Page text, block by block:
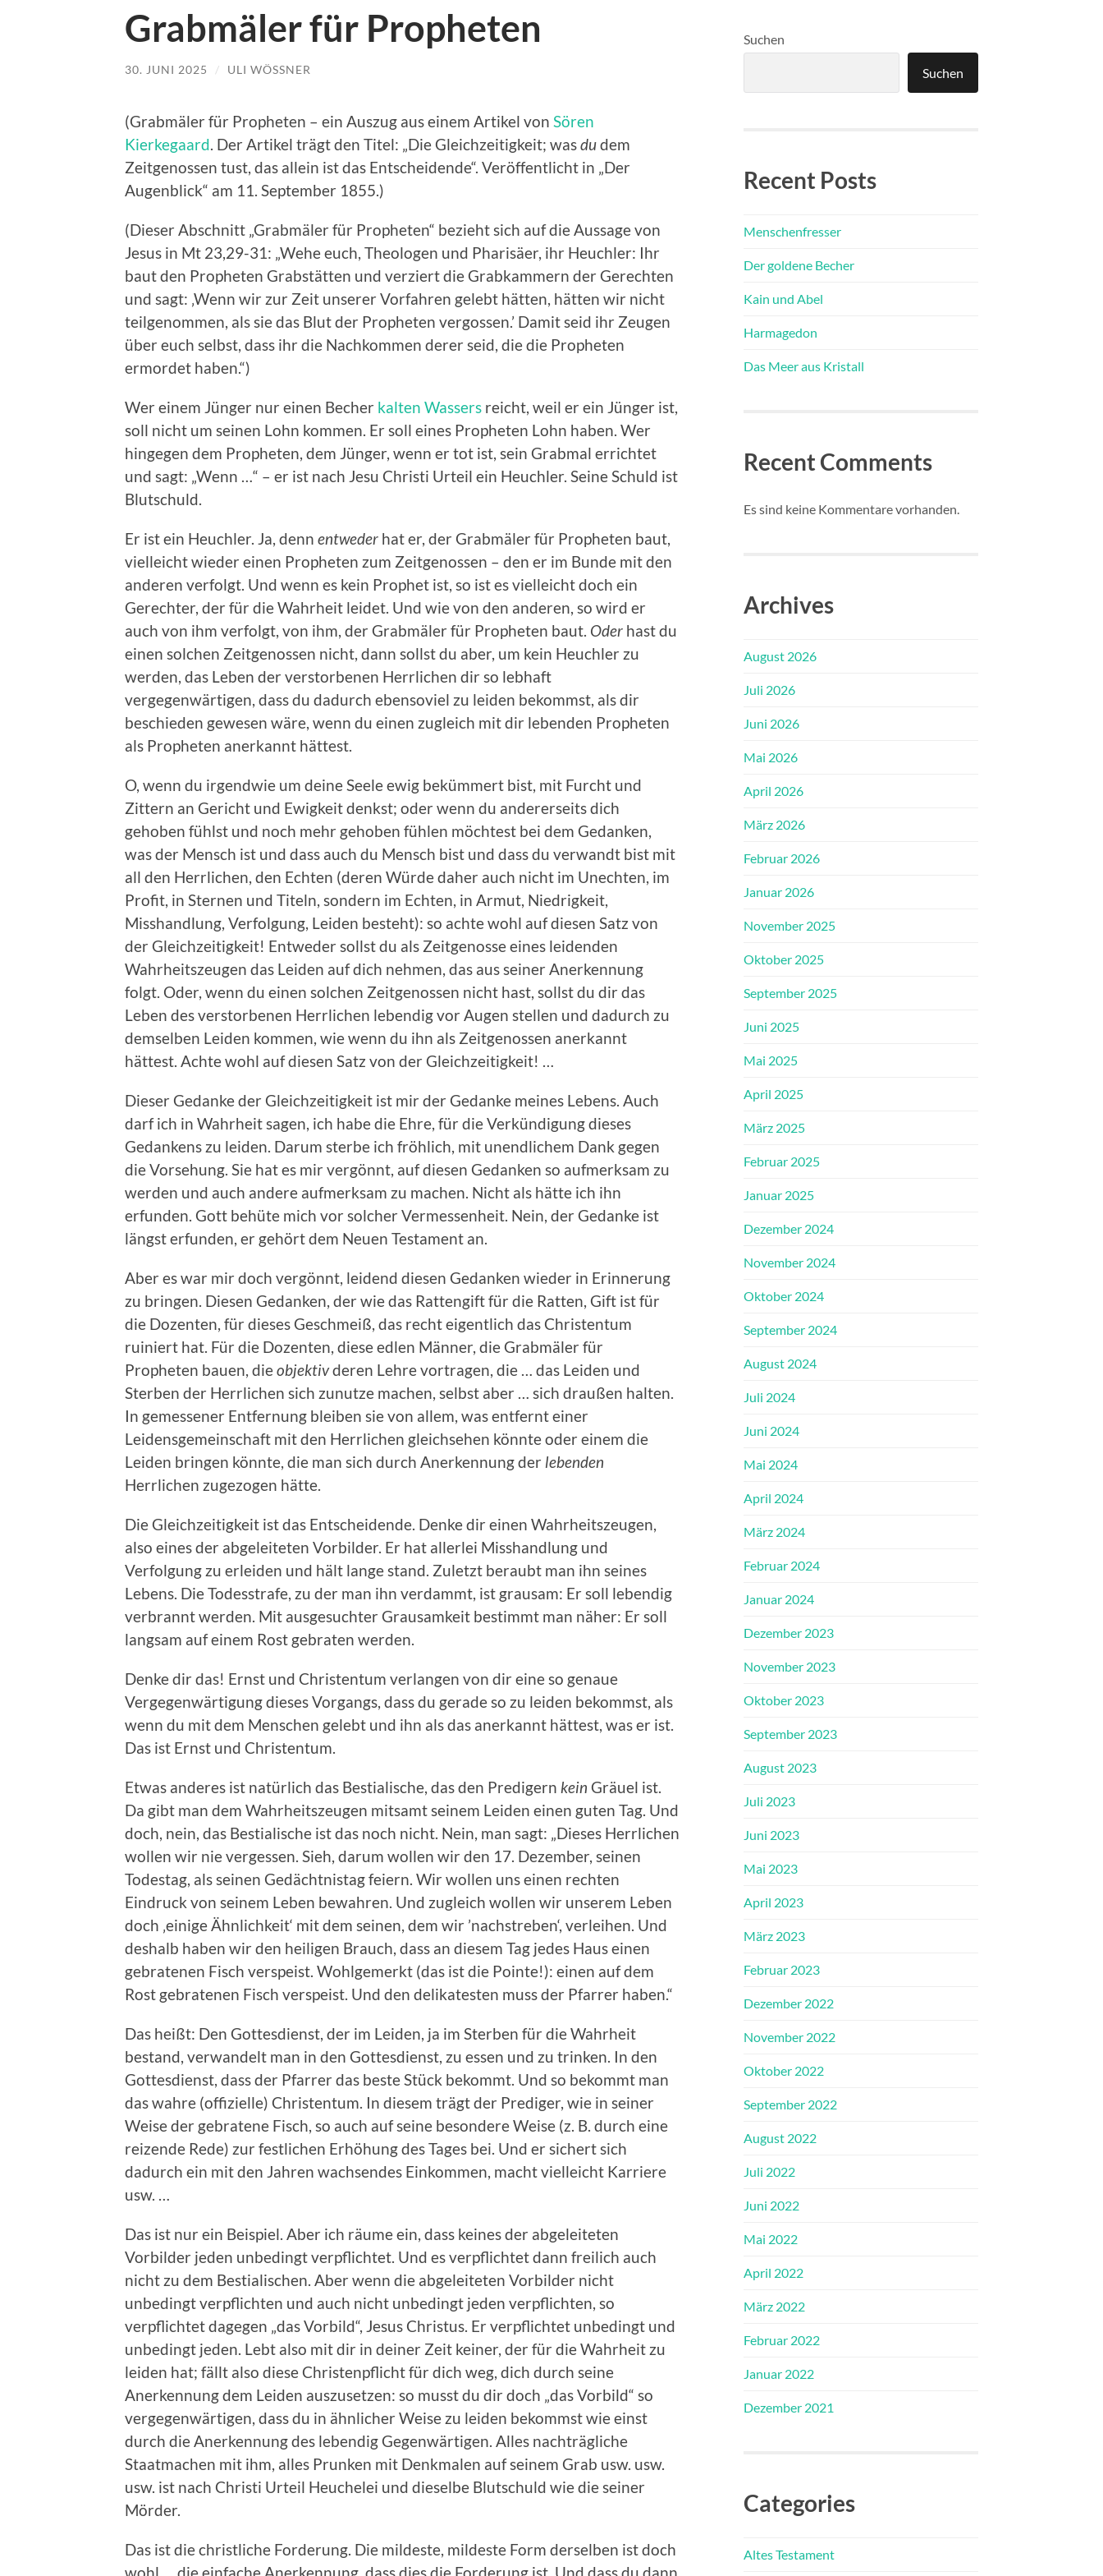
Grabmäler für Propheten
30. JUNI 2025 / ULI WÖSSNER
(Grabmäler für Propheten – ein Auszug aus einem Artikel von Sören
Kierkegaard . Der Artikel trägt den Titel: „Die Gleichzeitigkeit; wasdudem
Zeitgenossen tust, das allein ist das Entscheidende“. Veröffentlicht in „Der
Augenblick“ am 11. September 1855.)
(Dieser Abschnitt „Grabmäler für Propheten“ bezieht sich auf die Aussage von
Jesus in Mt 23,29-31: „Wehe euch, Theologen und Pharisäer, ihr Heuchler: Ihr
baut den Propheten Grabstätten und verziert die Grabkammern der Gerechten
und sagt: ‚Wenn wir zur Zeit unserer Vorfahren gelebt hätten, hätten wir nicht
teilgenommen, als sie das Blut der Propheten vergossen.’ Damit seid ihr Zeugen
über euch selbst, dass ihr die Nachkommen derer seid, die die Propheten
ermordet haben.“)
Wer einem Jünger nur einen Becher kalten Wassers reicht, weil er ein Jünger ist,
soll nicht um seinen Lohn kommen. Er soll eines Propheten Lohn haben. Wer
hingegen dem Propheten, dem Jünger, wenn er tot ist, sein Grabmal errichtet
und sagt: „Wenn …“ – er ist nach Jesu Christi Urteil ein Heuchler. Seine Schuld ist
Blutschuld.
Er ist ein Heuchler. Ja, denn entweder hat er, der Grabmäler für Propheten baut,
vielleicht wieder einen Propheten zum Zeitgenossen – den er im Bunde mit den
anderen verfolgt. Und wenn es kein Prophet ist, so ist es vielleicht doch ein
Gerechter, der für die Wahrheit leidet. Und wie von den anderen, so wird er
auch von ihm verfolgt, von ihm, der Grabmäler für Propheten baut. Oder hast du
einen solchen Zeitgenossen nicht, dann sollst du aber, um kein Heuchler zu
werden, das Leben der verstorbenen Herrlichen dir so lebhaft
vergegenwärtigen, dass du dadurch ebensoviel zu leiden bekommst, als dir
beschieden gewesen wäre, wenn du einen zugleich mit dir lebenden Propheten
als Propheten anerkannt hättest.
O, wenn du irgendwie um deine Seele ewig bekümmert bist, mit Furcht und
Zittern an Gericht und Ewigkeit denkst; oder wenn du andererseits dich
gehoben fühlst und noch mehr gehoben fühlen möchtest bei dem Gedanken,
was der Mensch ist und dass auch du Mensch bist und dass du verwandt bist mit
all den Herrlichen, den Echten (deren Würde daher auch nicht im Unechten, im
Profit, in Sternen und Titeln, sondern im Echten, in Armut, Niedrigkeit,
Misshandlung, Verfolgung, Leiden besteht): so achte wohl auf diesen Satz von
der Gleichzeitigkeit! Entweder sollst du als Zeitgenosse eines leidenden
Wahrheitszeugen das Leiden auf dich nehmen, das aus seiner Anerkennung
folgt. Oder, wenn du einen solchen Zeitgenossen nicht hast, sollst du dir das
Leben des verstorbenen Herrlichen lebendig vor Augen stellen und dadurch zu
demselben Leiden kommen, wie wenn du ihn als Zeitgenossen anerkannt
hättest. Achte wohl auf diesen Satz von der Gleichzeitigkeit! …
Dieser Gedanke der Gleichzeitigkeit ist mir der Gedanke meines Lebens. Auch
darf ich in Wahrheit sagen, ich habe die Ehre, für die Verkündigung dieses
Gedankens zu leiden. Darum sterbe ich fröhlich, mit unendlichem Dank gegen
die Vorsehung. Sie hat es mir vergönnt, auf diesen Gedanken so aufmerksam zu
werden und auch andere aufmerksam zu machen. Nicht als hätte ich ihn
erfunden. Gott behüte mich vor solcher Vermessenheit. Nein, der Gedanke ist
längst erfunden, er gehört dem Neuen Testament an.
Aber es war mir doch vergönnt, leidend diesen Gedanken wieder in Erinnerung
zu bringen. Diesen Gedanken, der wie das Rattengift für die Ratten, Gift ist für
die Dozenten, für dieses Geschmeiß, das recht eigentlich das Christentum
ruiniert hat. Für die Dozenten, diese edlen Männer, die Grabmäler für
Propheten bauen, dieobjektivderen Lehre vortragen, die … das Leiden und
Sterben der Herrlichen sich zunutze machen, selbst aber … sich draußen halten.
In gemessener Entfernung bleiben sie von allem, was entfernt einer
Leidensgemeinschaft mit den Herrlichen gleichsehen könnte oder einem die
Leiden bringen könnte, die man sich durch Anerkennung der lebenden
Herrlichen zugezogen hätte.
Die Gleichzeitigkeit ist das Entscheidende. Denke dir einen Wahrheitszeugen,
also eines der abgeleiteten Vorbilder. Er hat allerlei Misshandlung und
Verfolgung zu erleiden und hält lange stand. Zuletzt beraubt man ihn seines
Lebens. Die Todesstrafe, zu der man ihn verdammt, ist grausam: Er soll lebendig
verbrannt werden. Mit ausgesuchter Grausamkeit bestimmt man näher: Er soll
langsam auf einem Rost gebraten werden.
Denke dir das! Ernst und Christentum verlangen von dir eine so genaue
Vergegenwärtigung dieses Vorgangs, dass du gerade so zu leiden bekommst, als
wenn du mit dem Menschen gelebt und ihn als das anerkannt hättest, was er ist.
Das ist Ernst und Christentum.
Etwas anderes ist natürlich das Bestialische, das den Predigern kein Gräuel ist.
Da gibt man dem Wahrheitszeugen mitsamt seinem Leiden einen guten Tag. Und
doch, nein, das Bestialische ist das noch nicht. Nein, man sagt: „Dieses Herrlichen
wollen wir nie vergessen. Sieh, darum wollen wir den 17. Dezember, seinen
Todestag, als seinen Gedächtnistag feiern. Wir wollen uns einen rechten
Eindruck von seinem Leben bewahren. Und zugleich wollen wir unserem Leben
doch ‚einige Ähnlichkeit‘ mit dem seinen, dem wir ’nachstreben‘, verleihen. Und
deshalb haben wir den heiligen Brauch, dass an diesem Tag jedes Haus einen
gebratenen Fisch verspeist. Wohlgemerkt (das ist die Pointe!): einen auf dem
Rost gebratenen Fisch verspeist. Und den delikatesten muss der Pfarrer haben.“
Das heißt: Den Gottesdienst, der im Leiden, ja im Sterben für die Wahrheit
bestand, verwandelt man in den Gottesdienst, zu essen und zu trinken. In den
Gottesdienst, dass der Pfarrer das beste Stück bekommt. Und so bekommt man
das wahre (offizielle) Christentum. In diesem trägt der Prediger, wie in seiner
Weise der gebratene Fisch, so auch auf seine besondere Weise (z. B. durch eine
reizende Rede) zur festlichen Erhöhung des Tages bei. Und er sichert sich
dadurch ein mit den Jahren wachsendes Einkommen, macht vielleicht Karriere
usw. …
Das ist nur ein Beispiel. Aber ich räume ein, dass keines der abgeleiteten
Vorbilder jeden unbedingt verpflichtet. Und es verpflichtet dann freilich auch
nicht zu dem Bestialischen. Aber wenn die abgeleiteten Vorbilder nicht
unbedingt verpflichten und auch nicht unbedingt jeden verpflichten, so
verpflichtet dagegen „das Vorbild“, Jesus Christus. Er verpflichtet unbedingt und
unbedingt jeden. Lebt also mit dir in deiner Zeit keiner, der für die Wahrheit zu
leiden hat; fällt also diese Christenpflicht für dich weg, dich durch seine
Anerkennung dem Leiden auszusetzen: so musst du dir doch „das Vorbild“ so
vergegenwärtigen, dass du in ähnlicher Weise zu leiden bekommst wie einst
durch die Anerkennung des lebendig Gegenwärtigen. Alles nachträgliche
Staatmachen mit ihm, alles Prunken mit Denkmalen auf seinem Grab usw. usw.
usw. ist nach Christi Urteil Heuchelei und dieselbe Blutschuld wie die seiner
Mörder.
Das ist die christliche Forderung. Die mildeste, mildeste Form derselben ist doch
wohl … die einfache Anerkennung, dass dies die Forderung ist. Und dass du dann
Suchen
Suchen
Recent Posts
Menschenfresser
Der goldene Becher
Kain und Abel
Harmagedon
Das Meer aus Kristall
Recent Comments
Es sind keine Kommentare vorhanden.
Archives
August 2026
Juli 2026
Juni 2026
Mai 2026
April 2026
März 2026
Februar 2026
Januar 2026
November 2025
Oktober 2025
September 2025
Juni 2025
Mai 2025
April 2025
März 2025
Februar 2025
Januar 2025
Dezember 2024
November 2024
Oktober 2024
September 2024
August 2024
Juli 2024
Juni 2024
Mai 2024
April 2024
März 2024
Februar 2024
Januar 2024
Dezember 2023
November 2023
Oktober 2023
September 2023
August 2023
Juli 2023
Juni 2023
Mai 2023
April 2023
März 2023
Februar 2023
Dezember 2022
November 2022
Oktober 2022
September 2022
August 2022
Juli 2022
Juni 2022
Mai 2022
April 2022
März 2022
Februar 2022
Januar 2022
Dezember 2021
Categories
Altes Testament